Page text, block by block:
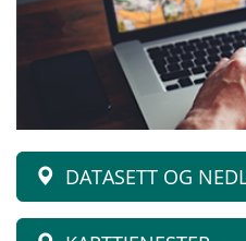
DATASETT OG